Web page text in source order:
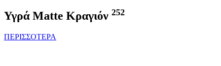
Υγρά Matte Κραγιόν 252
ΠΕΡΙΣΣΟΤΕΡΑ